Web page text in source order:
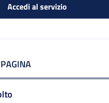
Accedi al servizio